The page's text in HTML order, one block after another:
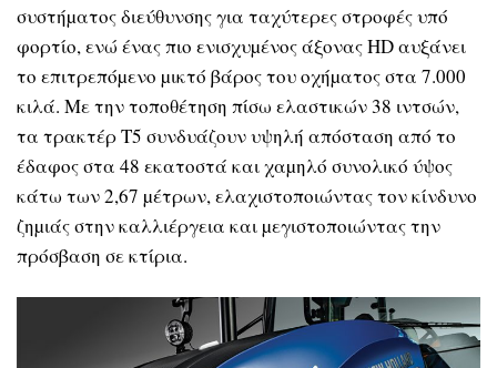
συστήµατος διεύθυνσης για ταχύτερες στροφές υπό
φορτίο, ενώ ένας πιο ενισχυµένος άξονας HD αυξάνει
το επιτρεπόµενο µικτό βάρος του οχήµατος στα 7.000
κιλά. Με την τοποθέτηση πίσω ελαστικών 38 ιντσών,
τα τρακτέρ T5 συνδυάζουν υψηλή απόσταση από το
έδαφος στα 48 εκατοστά και χαµηλό συνολικό ύψος
κάτω των 2,67 µέτρων, ελαχιστοποιώντας τον κίνδυνο
ζηµιάς στην καλλιέργεια και µεγιστοποιώντας την
πρόσβαση σε κτίρια.